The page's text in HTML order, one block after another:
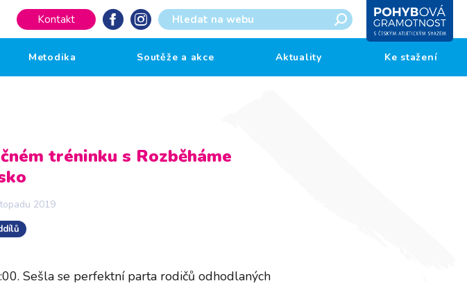
Kontakt
Metodika Soutěže a akce Aktuality Ke stažení
tréninku s Rozběháme
2019
Sešla se perfektní parta rodičů odhodlaných